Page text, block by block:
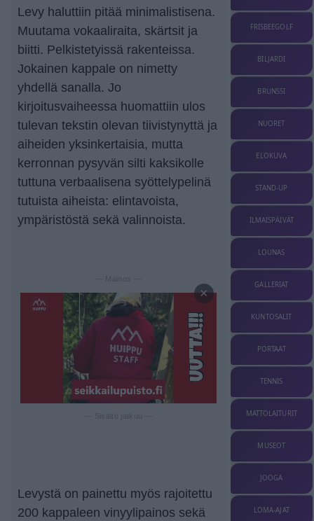
Levy haluttiin pitää minimalistisena.
Muutama vokaaliraita, skärtsit ja
biitti. Pelkistetyissä rakenteissa.
Jokainen kappale on nimetty
yhdellä sanalla. Jo
kirjoitusvaiheessa huomattiin ulos
tulevan tekstin olevan tiivistynyttä ja
aiheiden yksinkertaisia, mutta
kerronnan pysyvän silti kaksikolle
tuttuna verbaalisena syöttelypelinä
tutuista aiheista: elintavoista,
ympäristöstä sekä valinnoista.
— Mainos —
×
Levystä on painettu myös rajoitettu
200 kappaleen vinyylipainos sekä
FRISBEEGOLF
BILJARDI
BRUNSSI
NUORET
ELOKUVA
STAND-UP
ILMAISPÄIVÄT
LOUNAS
GALLERIAT
KUNTOSALIT
PORTAAT
TENNIS
MATTOLAITURIT
MUSEOT
JOOGA
LOMA-AJAT